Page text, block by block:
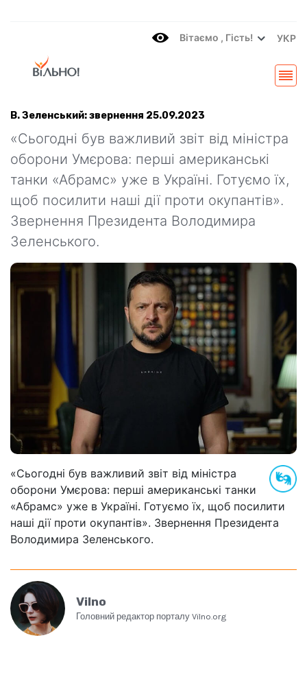
Вітаємo , Гість! УКР
В. Зеленський: звернення 25.09.2023
«Сьогодні був важливий звіт від міністра
оборони Умєрова: перші американські
танки «Абрамс» уже в Україні. Готуємо їх,
щоб посилити наші дії проти окупантів».
Звернення Президента Володимира
Зеленського.
«Сьогодні був важливий звіт від міністра
оборони Умєрова: перші американські танки
«Абрамс» уже в Україні. Готуємо їх, щоб посилити
наші дії проти окупантів». Звернення Президента
Володимира Зеленського.
Vilno
Головний редактор порталу Vilno.org